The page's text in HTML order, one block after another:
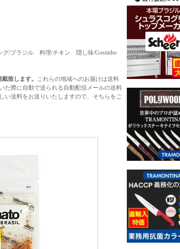
ング/ブラジル 料理/チキン 隠し味/Gostinho
致します。 これらの地域へのお届けは送料
た際に自動で送られる自動配信メールの送料
い送料をお送りいたしますので、そちらをご